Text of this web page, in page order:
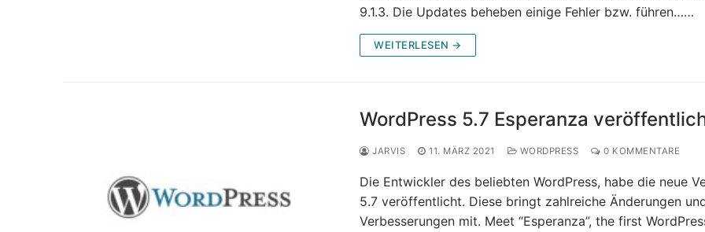
9.1.3. Die Updates beheben einige Fehler bzw. führen……
WEITERLESEN →
WordPress 5.7 Esperanza
JARVIS 11. MÄRZ 2021 WORDPRESS 0 KOMMENTARE
Die Entwickler des beliebten WordPress, habe die neue
5.7 veröffentlicht. Diese bringt zahlreiche Änderungen
Verbesserungen mit. Meet “Esperanza”, the first